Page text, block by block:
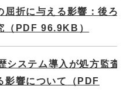
屈折に与える影響：後ろ
（PDF 96.9KB）
システム導入が処方監査
影響について
（PDF